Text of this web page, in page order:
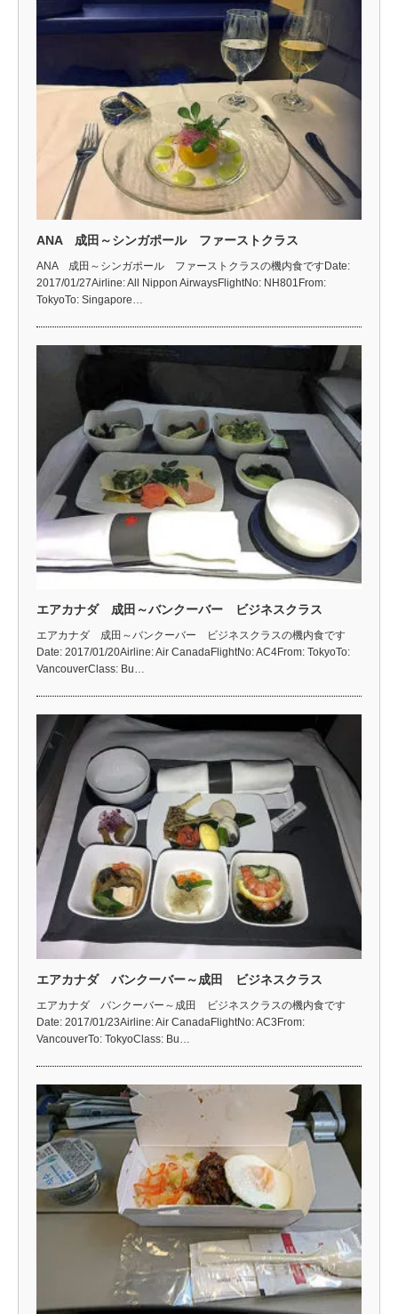
ANA 成田～シンガポール ファーストクラス
ANA 成田～シンガポール ファーストクラスの機内食ですDate:
2017/01/27Airline: All Nippon AirwaysFlightNo: NH801From:
TokyoTo: Singapore…
エアカナダ 成田～バンクーバー ビジネスクラス
エアカナダ 成田～バンクーバー ビジネスクラスの機内食です
Date: 2017/01/20Airline: Air CanadaFlightNo: AC4From: TokyoTo:
VancouverClass: Bu…
エアカナダ バンクーバー～成田 ビジネスクラス
エアカナダ バンクーバー～成田 ビジネスクラスの機内食です
Date: 2017/01/23Airline: Air CanadaFlightNo: AC3From:
VancouverTo: TokyoClass: Bu…